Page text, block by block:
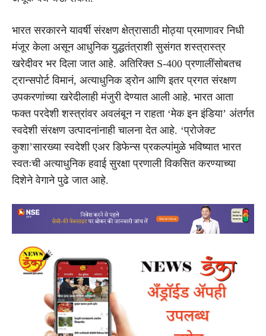
भारत सरकारने यावर्षी संरक्षण क्षेत्रासाठी मोठ्या प्रमाणावर निधी
मंजूर केला असून आधुनिक युद्धतंत्राशी सुसंगत शस्त्रास्त्र
खरेदीवर भर दिला जात आहे. अतिरिक्त S-400 प्रणालींसोबतच
ट्रान्सपोर्ट विमानं, अत्याधुनिक ड्रोन आणि इतर प्रगत संरक्षण
उपकरणांच्या खरेदीलाही मंजुरी देण्यात आली आहे. भारत आता
फक्त परदेशी शस्त्रांवर अवलंबून न राहता ‘मेक इन इंडिया’ अंतर्गत
स्वदेशी संरक्षण उत्पादनांनाही चालना देत आहे. ‘प्रोजेक्ट
कुशा’सारख्या स्वदेशी एअर डिफेन्स प्रकल्पांमुळे भविष्यात भारत
स्वतःची अत्याधुनिक हवाई सुरक्षा प्रणाली विकसित करण्याच्या
दिशेने वेगाने पुढे जात आहे.